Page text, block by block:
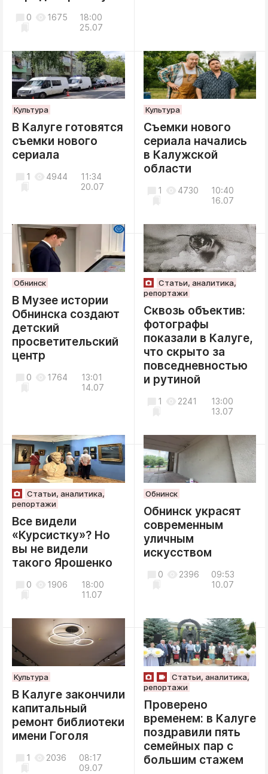
18:00
25.07
0 1675
Культура
В Калуге готовятся
съемки нового
сериала
11:34
20.07
1 4944
Культура
Съемки нового
сериала начались
в Калужской
области
10:40
16.07
1 4730
Обнинск
В Музее истории
Обнинска создают
детский
просветительский
центр
13:01
14.07
0 1764
Статьи, аналитика,
репортажи
Сквозь объектив:
фотографы
показали в Калуге,
что скрыто за
повседневностью
и рутиной
13:00
13.07
1 2241
Статьи, аналитика,
репортажи
Все видели
«Курсистку»? Но
вы не видели
такого Ярошенко
18:00
11.07
0 1906
Обнинск
Обнинск украсят
современным
уличным
искусством
09:53
10.07
0 2396
Культура
В Калуге закончили
капитальный
ремонт библиотеки
имени Гоголя
08:17
09.07
1 2036
Статьи, аналитика,
репортажи
Проверено
временем: в Калуге
поздравили пять
семейных пар с
большим стажем